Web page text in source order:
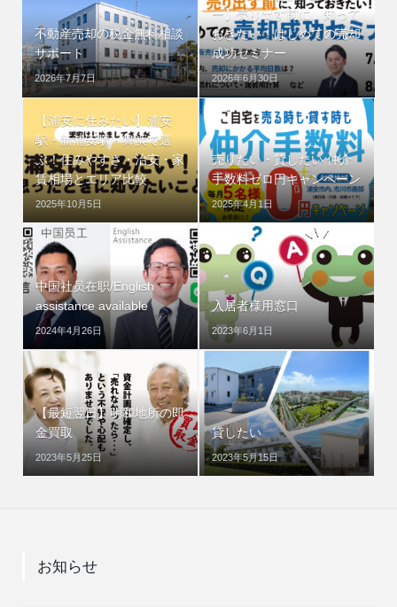
不動産売却の税金無料相談
サポート
2026年7月7日
ー】売り出す前に、知って
おきたい！はじめての売却
成功セミナー
2026年6月30日
【浦安に住みたい】浦安
駅・新浦安駅・舞浜で選
ぶ！住みやすさ・治安・家
賃相場とエリア比較
2025年10月5日
売りたい・貸したい 仲介
手数料ゼロ円キャンペーン
2025年4月1日
中国社员在职/English
assistance available
2024年4月26日
入居者様用窓口
2023年6月1日
【最短翌日】明和地所の即
金買取
2023年5月25日
貸したい
2023年5月15日
お知らせ